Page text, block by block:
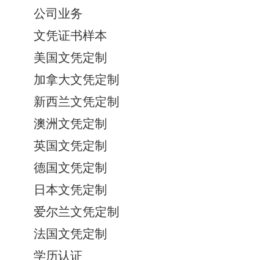
公司业务
文凭证书样本
美国文凭定制
加拿大文凭定制
新西兰文凭定制
澳洲文凭定制
英国文凭定制
德国文凭定制
日本文凭定制
爱尔兰文凭定制
法国文凭定制
学历认证